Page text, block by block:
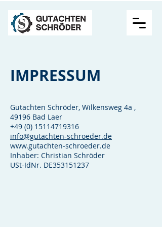
IMPRESSUM
Gutachten Schröder, Wilkensweg 4a ,
49196 Bad Laer
+49 (0) 15114719316
info@gutachten-schroeder.de
www.gutachten-schroeder.de
Inhaber: Christian Schröder
USt-IdNr. DE353151237